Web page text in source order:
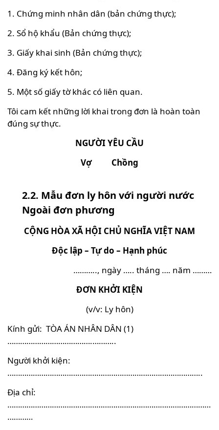
1. Chứng minh nhân dân (bản chứng thực);
2. Sổ hộ khẩu (Bản chứng thực);
3. Giấy khai sinh (Bản chứng thực);
4. Đăng ký kết hôn;
5. Một số giấy tờ khác có liên quan.
Tôi cam kết những lời khai trong đơn là hoàn toàn
đúng sự thực.
NGƯỜI YÊU CẦU
Vợ Chồng
2.2. Mẫu đơn ly hôn với người nước
Ngoài đơn phương
CỘNG HÒA XÃ HỘI CHỦ NGHĨA VIỆT NAM
Độc lập – Tự do – Hạnh phúc
……….., ngày ….. tháng …. năm ………
ĐƠN KHỞI KIỆN
(v/v: Ly hôn)
Kính gửi: TÒA ÁN NHÂN DÂN (1)
………………………………….………..
Người khởi kiện:
………………………………………………………………………………..
Địa chỉ:
……………………………………………………………………………………
…………